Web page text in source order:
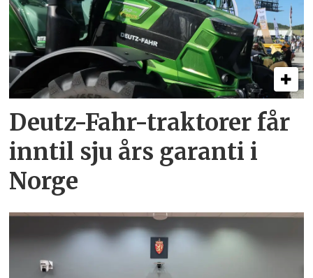
Deutz-Fahr-traktorer får
inntil sju års garanti i
Norge